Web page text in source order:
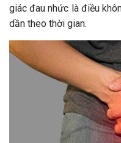
giác đau nhức là điều
dần theo thời gian.